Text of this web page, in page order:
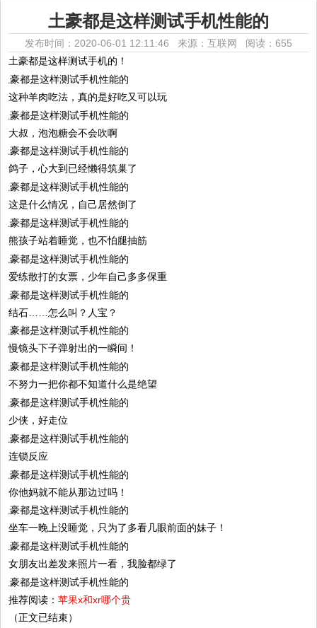
土豪都是这样测试手机性能的
发布时间：2020-06-01 12:11:46 来源：互联网 阅读：655
土豪都是这样测试手机的！
这种羊肉吃法，真的是好吃又可以玩
大叔，泡泡糖会不会吹啊
鸽子，心大到已经懒得筑巢了
这是什么情况，自己居然倒了
熊孩子站着睡觉，也不怕腿抽筋
爱练散打的女票，少年自己多多保重
结石……怎么叫？人宝？
慢镜头下子弹射出的一瞬间！
不努力一把你都不知道什么是绝望
少侠，好走位
连锁反应
你他妈就不能从那边过吗！
坐车一晚上没睡觉，只为了多看几眼前面的妹子！
女朋友出差发来照片一看，我脸都绿了
推荐阅读：苹果x和xr哪个贵
（正文已结束）